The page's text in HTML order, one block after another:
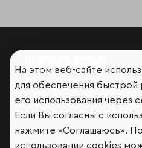
Мир сквозь призму
На этом веб-сайте
для обеспечения быстрой
его использования через
Если Вы согласны с
нажмите «Соглашаюсь».
использовании cookies